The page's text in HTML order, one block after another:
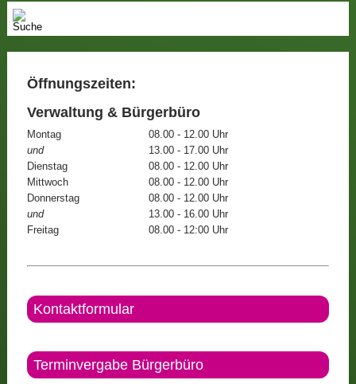
Öffnungszeiten:
Verwaltung & Bürgerbüro
Montag
08.00 - 12.00 Uhr
und
13.00 - 17.00 Uhr
Dienstag
08.00 - 12.00 Uhr
Mittwoch
08.00 - 12.00 Uhr
Donnerstag
08.00 - 12.00 Uhr
und
13.00 - 16.00 Uhr
Freitag
08.00 - 12:00 Uhr
Kontaktformular
Terminvergabe Bürgerbüro